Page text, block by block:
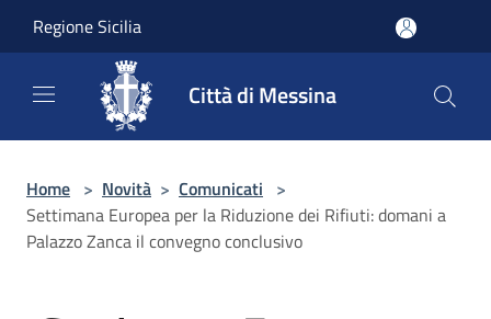
Regione Sicilia
Città di Messina
Home > Novità > Comunicati >
Settimana Europea per la Riduzione dei Rifiuti: domani a
Palazzo Zanca il convegno conclusivo